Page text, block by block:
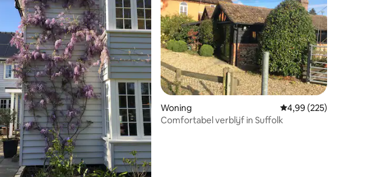
van 4,98 op 5, 99 recensies Woning Gemiddelde
4,99 (225)
Comfortabel verblijf in Suffolk